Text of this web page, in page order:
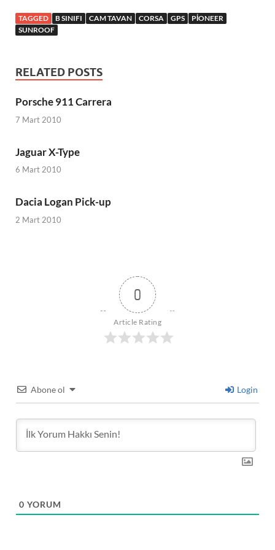
TAGGED B SINIFI CAM TAVAN CORSA GPS
PIONEER
SUNROOF
RELATED POSTS
Porsche 911 Carrera
7 Mart 2010
Jaguar X-Type
6 Mart 2010
Dacia Logan Pick-up
2 Mart 2010
0
Article Rating
Abone ol Login
0 YORUM